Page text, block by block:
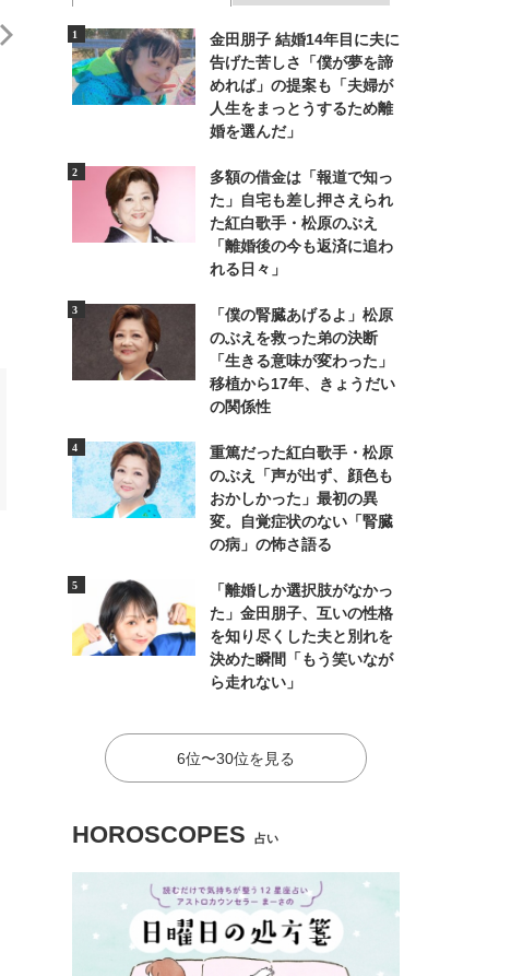
古着屋をやっていた頃に自身が制作したリ
金田朋子 結婚14年目に夫に
告げた苦しさ「僕が夢を諦
めれば」の提案も「夫婦が
人生をまっとうするため離
婚を選んだ」
多額の借金は「報道で知っ
た」自宅も差し押さえられ
た紅白歌手・松原のぶえ
「離婚後の今も返済に追わ
れる日々」
「僕の腎臓あげるよ」松原
のぶえを救った弟の決断
「生きる意味が変わった」
移植から17年、きょうだい
の関係性
重篤だった紅白歌手・松原
のぶえ「声が出ず、顔色も
おかしかった」最初の異
変。自覚症状のない「腎臓
の病」の怖さ語る
「離婚しか選択肢がなかっ
た」金田朋子、互いの性格
を知り尽くした夫と別れを
決めた瞬間「もう笑いなが
ら走れない」
6位〜30位を見る
HOROSCOPES 占い